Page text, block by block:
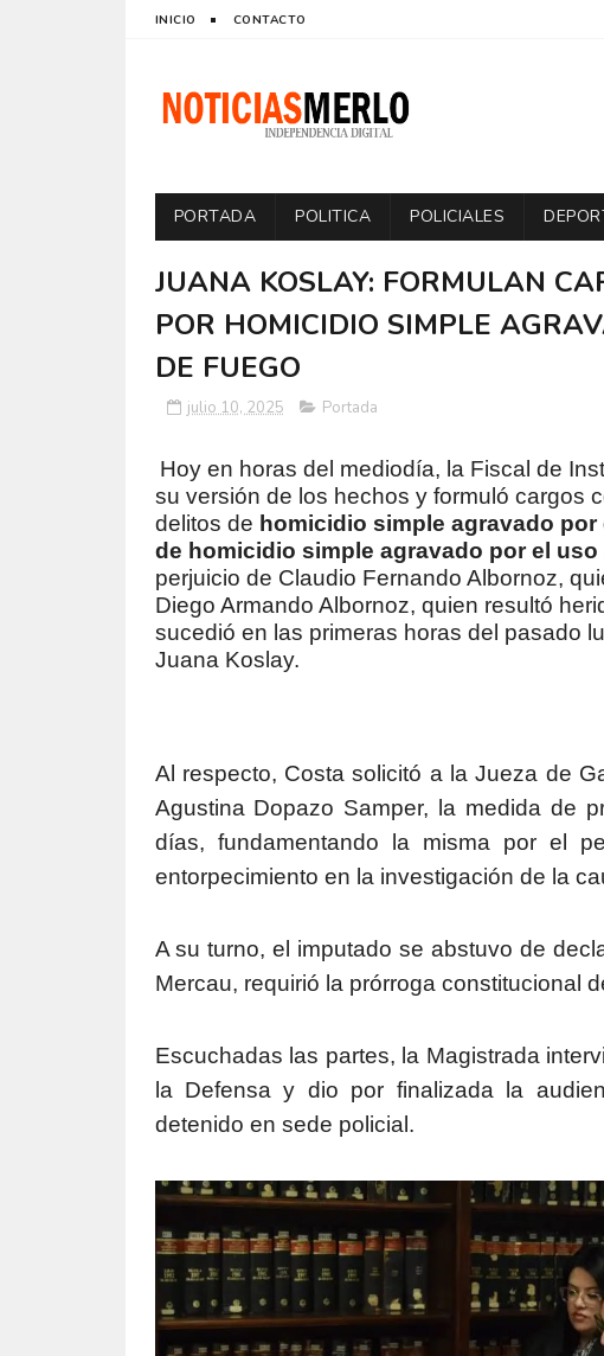
INICIO CONTACTO
PORTADA POLITICA POLICIALES
JUANA KOSLAY: FORMULAN
POR HOMICIDIO SIMPLE
DE FUEGO
julio 10, 2025 Portada
Hoy en horas del mediodía, la Fiscal de
su versión de los hechos y formuló cargos
delitos de homicidio simple agravado
de homicidio simple agravado por el
perjuicio de Claudio Fernando Albornoz,
Diego Armando Albornoz, quien resultó
sucedió en las primeras horas del pasado
Juana Koslay.
Al respecto, Costa solicitó a la Jueza de
Agustina Dopazo Samper, la medida de
días, fundamentando la misma por el
entorpecimiento en la investigación de la
A su turno, el imputado se abstuvo de
Mercau, requirió la prórroga constitucional
Escuchadas las partes, la Magistrada
la Defensa y dio por finalizada la
detenido en sede policial.